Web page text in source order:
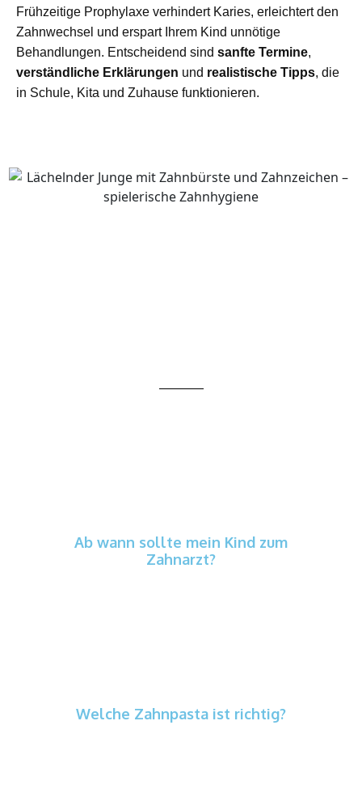
Frühzeitige Prophylaxe verhindert Karies, erleichtert den
Zahnwechsel und erspart Ihrem Kind unnötige
Behandlungen. Entscheidend sind sanfte Termine,
verständliche Erklärungen und realistische Tipps, die
in Schule, Kita und Zuhause funktionieren.
Ab wann sollte mein Kind zum
Zahnarzt?
Welche Zahnpasta ist richtig?